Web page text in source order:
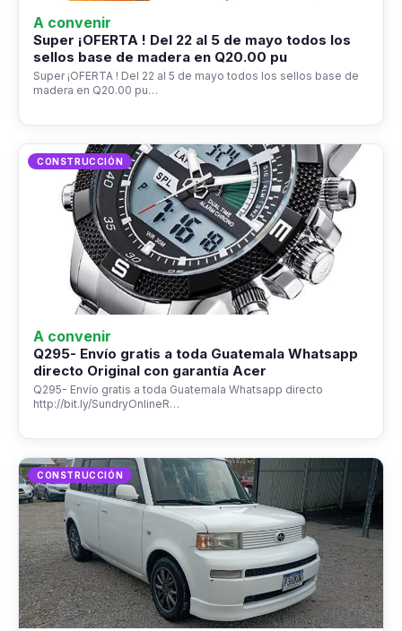
A convenir
Super ¡OFERTA ! Del 22 al 5 de mayo todos los
sellos base de madera en Q20.00 pu
Super ¡OFERTA ! Del 22 al 5 de mayo todos los sellos base de
madera en Q20.00 pu…
CONSTRUCCIÓN
A convenir
Q295- Envío gratis a toda Guatemala Whatsapp
directo Original con garantía Acer
Q295- Envío gratis a toda Guatemala Whatsapp directo
http://bit.ly/SundryOnlineR…
CONSTRUCCIÓN